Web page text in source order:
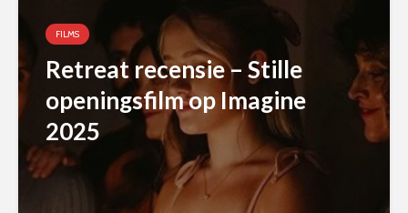
FILMS
Retreat recensie – Stille
openingsfilm op Imagine
2025